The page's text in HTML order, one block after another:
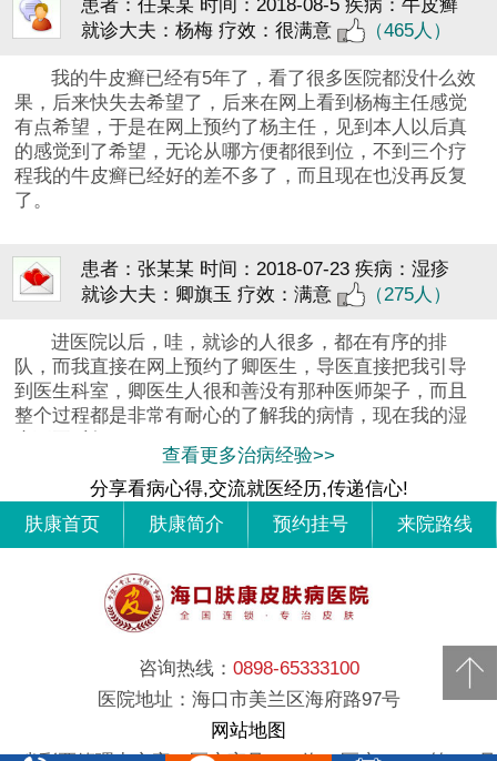
患者：任某某 时间：2018-08-5 疾病：牛皮癣
就诊大夫：杨梅 疗效：很满意 （465人）
我的牛皮癣已经有5年了，看了很多医院都没什么效
果，后来快失去希望了，后来在网上看到杨梅主任感觉
有点希望，于是在网上预约了杨主任，见到本人以后真
的感觉到了希望，无论从哪方便都很到位，不到三个疗
程我的牛皮癣已经好的差不多了，而且现在也没再反复
了。
患者：张某某 时间：2018-07-23 疾病：湿疹
就诊大夫：卿旗玉 疗效：满意 （275人）
进医院以后，哇，就诊的人很多，都在有序的排
队，而我直接在网上预约了卿医生，导医直接把我引导
到医生科室，卿医生人很和善没有那种医师架子，而且
整个过程都是非常有耐心的了解我的病情，现在我的湿
查看更多治病经验>>
分享看病心得,交流就医经历,传递信心!
肤康首页
肤康简介 预约挂号 来院路线
咨询热线： 0898-65333100
医院地址：海口市美兰区海府路97号
网站地图